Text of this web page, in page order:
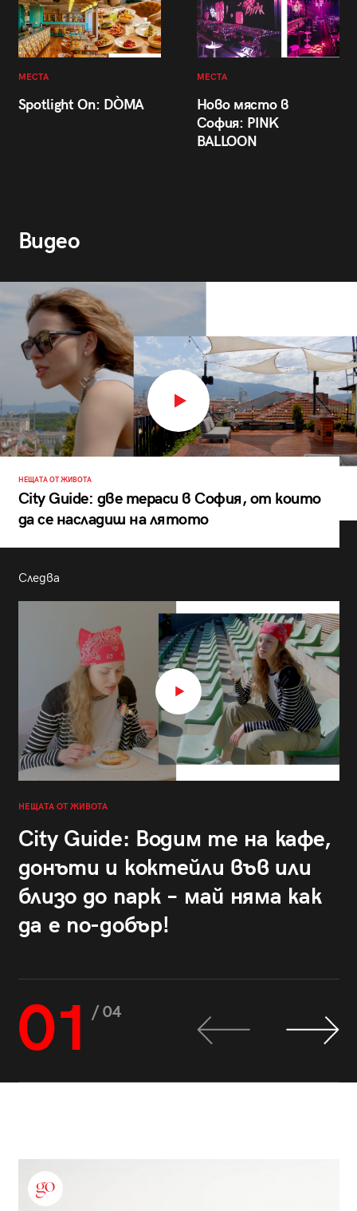
МЕСТА
Spotlight On: DÒMA
МЕСТА
Ново място в
София: PINK
BALLOON
Видео
НЕЩАТА ОТ ЖИВОТА
City Guide: две тераси в София, от които
да се насладиш на лятото
Следва
НЕЩАТА ОТ ЖИВОТА
City Guide: Водим те на кафе,
донъти и коктейли във или
близо до парк – май няма как
да е по-добър!
01 / 04